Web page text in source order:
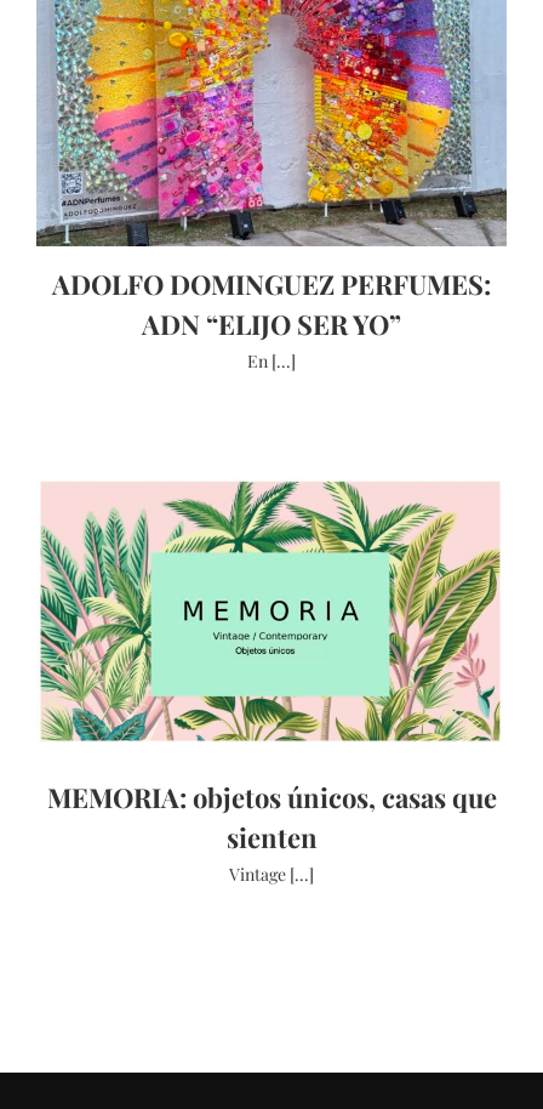
ADOLFO DOMINGUEZ PERFUMES:
ADN “ELIJO SER YO”
En [...]
MEMORIA: objetos únicos, casas que
sienten
Vintage [...]